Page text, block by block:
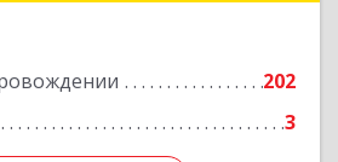
202
3
Подробнее